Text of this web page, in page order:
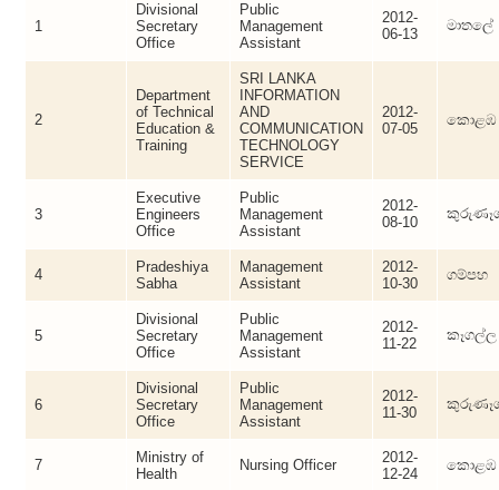
1
Divisional
Secretary
Office
Public
Management
Assistant
2012-
06-13
මාතලේ
2
Department
of Technical
Education &
Training
SRI LANKA
INFORMATION
AND
COMMUNICATION
TECHNOLOGY
SERVICE
2012-
07-05
කොළඹ
3
Executive
Engineers
Office
Public
Management
Assistant
2012-
08-10
4
Pradeshiya
Sabha
Management
Assistant
2012-
10-30
ගම්පහ
5
Divisional
Secretary
Office
Public
Management
Assistant
2012-
11-22
කෑගල්ල
6
Divisional
Secretary
Office
Public
Management
Assistant
2012-
11-30
7
Ministry of
Health
Nursing Officer
2012-
12-24
කොළඹ